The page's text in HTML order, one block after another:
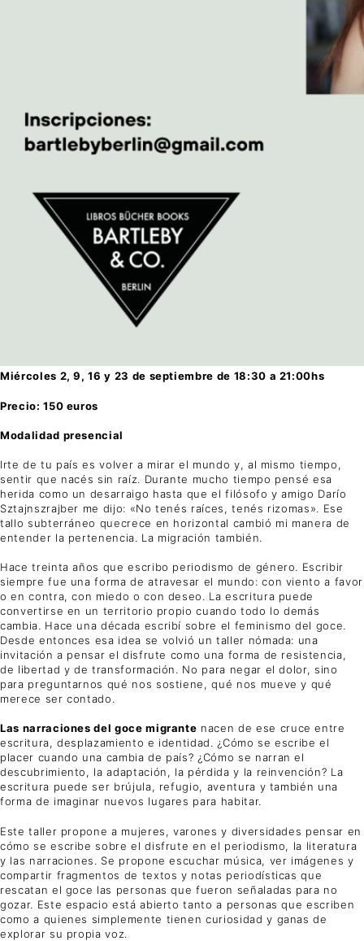
Miércoles 2, 9, 16 y 23 de septiembre de 18:30 a 21:00hs
Precio: 150 euros
Modalidad presencial
Irte de tu país es volver a mirar el mundo y, al mismo tiempo,
sentir que nacés sin raíz. Durante mucho tiempo pensé esa
herida como un desarraigo hasta que el filósofo y amigo Darío
Sztajnszrajber me dijo: «No tenés raíces, tenés rizomas». Ese
tallo subterráneo quecrece en horizontal cambió mi manera de
entender la pertenencia. La migración también.
Hace treinta años que escribo periodismo de género. Escribir
siempre fue una forma de atravesar el mundo: con viento a favor
o en contra, con miedo o con deseo. La escritura puede
convertirse en un territorio propio cuando todo lo demás
cambia. Hace una década escribí sobre el feminismo del goce.
Desde entonces esa idea se volvió un taller nómada: una
invitación a pensar el disfrute como una forma de resistencia,
de libertad y de transformación. No para negar el dolor, sino
para preguntarnos qué nos sostiene, qué nos mueve y qué
merece ser contado.
Las narraciones del goce migrante nacen de ese cruce entre
escritura, desplazamiento e identidad. ¿Cómo se escribe el
placer cuando una cambia de país? ¿Cómo se narran el
descubrimiento, la adaptación, la pérdida y la reinvención? La
escritura puede ser brújula, refugio, aventura y también una
forma de imaginar nuevos lugares para habitar.
Este taller propone a mujeres, varones y diversidades pensar en
cómo se escribe sobre el disfrute en el periodismo, la literatura
y las narraciones. Se propone escuchar música, ver imágenes y
compartir fragmentos de textos y notas periodísticas que
rescatan el goce las personas que fueron señaladas para no
gozar. Este espacio está abierto tanto a personas que escriben
como a quienes simplemente tienen curiosidad y ganas de
explorar su propia voz.